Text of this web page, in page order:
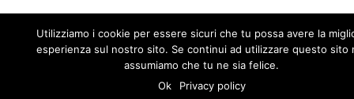
Utilizziamo i cookie per essere sicuri che tu possa avere la
esperienza sul nostro sito. Se continui ad utilizzare questo sito
assumiamo che tu ne sia felice.
Ok
Privacy policy